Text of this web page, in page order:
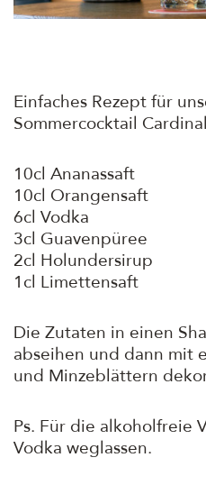
Einfaches Rezept für
Sommercocktail
10cl Ananassaft
10cl Orangensaft
6cl Vodka
3cl Guavenpüree
2cl Holundersirup
1cl Limettensaft
Die Zutaten in einen
abseihen und dann mit
und Minzeblättern
Ps. Für die alkoholfreie
Vodka weglassen.